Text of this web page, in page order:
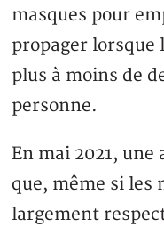
masques pour
propager lorsque
plus à moins de
personne.
En mai 2021,
que, même si les
largement